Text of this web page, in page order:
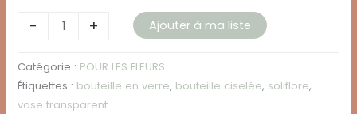
-
quantité
BOUTEILLE
TRANSPARENT
RAYÉE
+ Ajouter à ma liste
Catégorie : POUR LES FLEURS
Étiquettes : bouteille en verre, bouteille ciselée, soliflore,
vase transparent